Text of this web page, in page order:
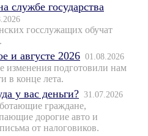
службе государства
госслужащих обучат
и августе 2026 01.08.2026
изменения подготовили нам
в конце лета.
у вас деньги? 31.07.2026
граждане,
дорогие авто и
от налоговиков.